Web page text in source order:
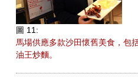
圖 11:
馬場供應多款沙田懷舊美食，包
油王炒麵。